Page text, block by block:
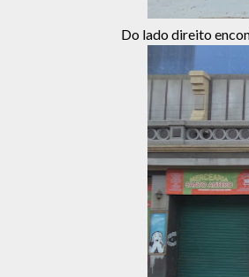
Do lado direito